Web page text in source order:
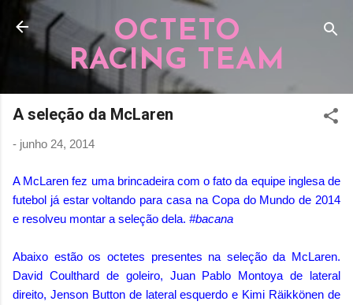
Pular para o conteúdo principal
OCTETO
RACING TEAM
A seleção da McLaren
- junho 24, 2014
A McLaren fez uma brincadeira com o fato da equipe inglesa de
futebol já estar voltando para casa na Copa do Mundo de 2014
e resolveu montar a seleção dela. #bacana
Abaixo estão os octetes presentes na seleção da McLaren.
David Coulthard de goleiro, Juan Pablo Montoya de lateral
direito, Jenson Button de lateral esquerdo e Kimi Räikkönen de